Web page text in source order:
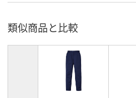
類似商品と比較